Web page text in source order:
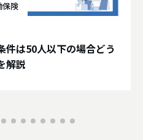
保険
件は50人以下の場合どう
解説